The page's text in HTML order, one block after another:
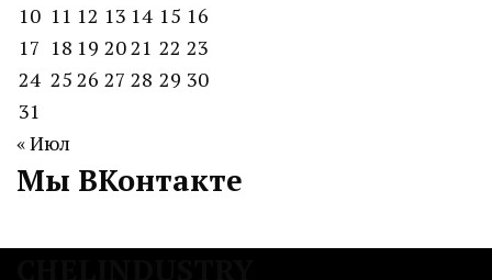
10 11 12 13 14 15 16
17 18 19 20 21 22 23
24 25 26 27 28 29 30
31
« Июл
Мы ВКонтакте